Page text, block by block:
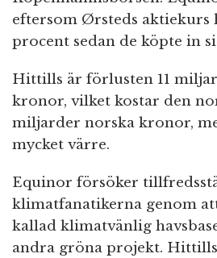
eftersom Ørsteds aktiekurs
procent sedan de köpte in
Hittills är förlusten 11
kronor, vilket kostar den
miljarder norska kronor,
mycket värre.
Equinor försöker
klimatfanatikerna genom
kallad klimatvänlig
andra gröna projekt.